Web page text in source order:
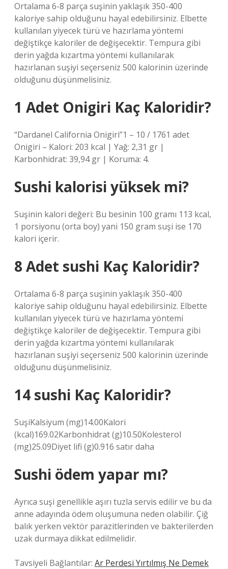
Ortalama 6-8 parça suşinin yaklaşık 350-400
kaloriye sahip olduğunu hayal edebilirsiniz. Elbette
kullanılan yiyecek türü ve hazırlama yöntemi
değiştikçe kaloriler de değişecektir. Tempura gibi
derin yağda kızartma yöntemi kullanılarak
hazırlanan suşiyi seçerseniz 500 kalorinin üzerinde
olduğunu düşünmelisiniz.
1 Adet Onigiri Kaç Kaloridir?
“Dardanel California Onigiri”1 – 10 / 1761 adet
Onigiri – Kalori: 203 kcal | Yağ: 2,31 gr |
Karbonhidrat: 39,94 gr | Koruma: 4.
Sushi kalorisi yüksek mi?
Suşinin kalori değeri: Bu besinin 100 gramı 113 kcal,
1 porsiyonu (orta boy) yani 150 gram suşi ise 170
kalori içerir.
8 Adet sushi Kaç Kaloridir?
Ortalama 6-8 parça suşinin yaklaşık 350-400
kaloriye sahip olduğunu hayal edebilirsiniz. Elbette
kullanılan yiyecek türü ve hazırlama yöntemi
değiştikçe kaloriler de değişecektir. Tempura gibi
derin yağda kızartma yöntemi kullanılarak
hazırlanan suşiyi seçerseniz 500 kalorinin üzerinde
olduğunu düşünmelisiniz.
14 sushi Kaç Kaloridir?
SuşiKalsiyum (mg)14.00Kalori
(kcal)169.02Karbonhidrat (g)10.50Kolesterol
(mg)25.09Diyet lifi (g)0.916 satır daha
Sushi ödem yapar mı?
Ayrıca suşi genellikle aşırı tuzla servis edilir ve bu da
anne adayında ödem oluşumuna neden olabilir. Çiğ
balık yerken vektör parazitlerinden ve bakterilerden
uzak durmaya dikkat edilmelidir.
Tavsiyeli Bağlantılar: Ar Perdesi Yırtılmış Ne Demek